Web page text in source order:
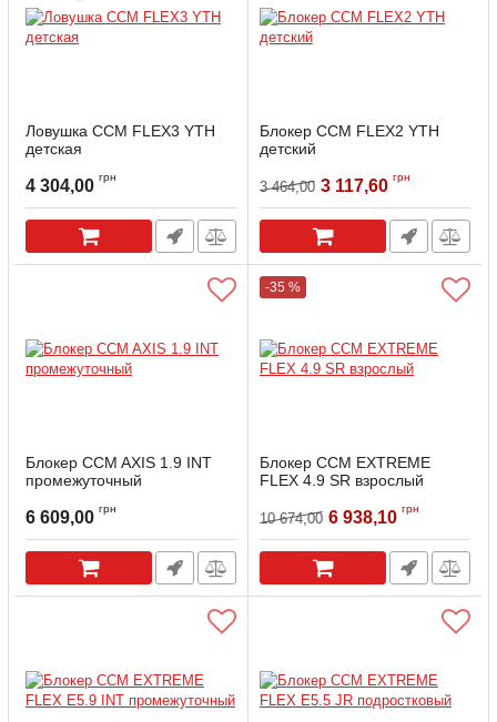
Ловушка CCM FLEX3 YTH
детская
4 304,00 грн
Блокер CCM FLEX2 YTH
детский
3 464,00 3 117,60 грн
Блокер CCM AXIS 1.9 INT
промежуточный
6 609,00 грн
-35 %
Блокер CCM EXTREME
FLEX 4.9 SR взрослый
10 674,00 6 938,10 грн